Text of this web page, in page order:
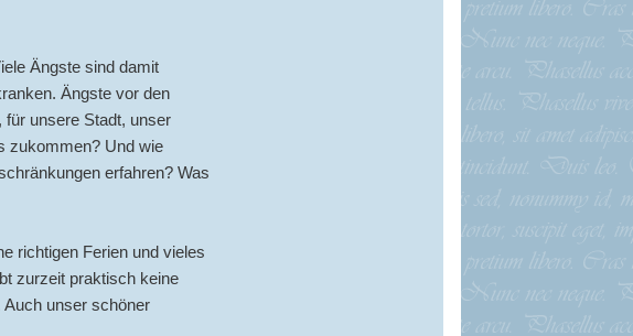
Ängste sind damit
Ängste vor den
unsere Stadt, unser
zukommen? Und wie
erfahren? Was
richtigen Ferien und vieles
zurzeit praktisch keine
unser schöner